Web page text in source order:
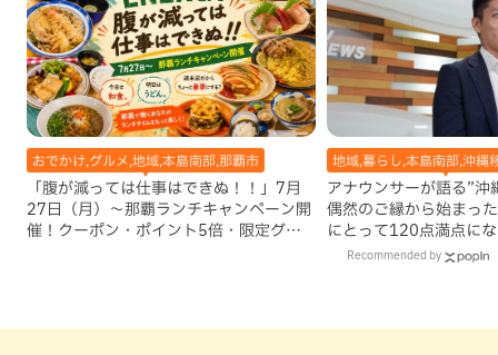
おでかけ,グルメ,地域,本島南部,那覇市
「腹が減っては仕事はできぬ！！」7月
27日（月）〜那覇ランチキャンペーン開
催！クーポン・ポイント5倍・限定グッ
地域,暮らし,本島南部,沖縄
アナウンサーが語る”沖
偶然のご縁から始まっ
にとって120点満点に
Recommended by